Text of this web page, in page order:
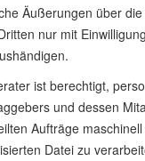
Äußerungen über
nur mit
ist berechtigt,
und dessen
Aufträge
Datei zu